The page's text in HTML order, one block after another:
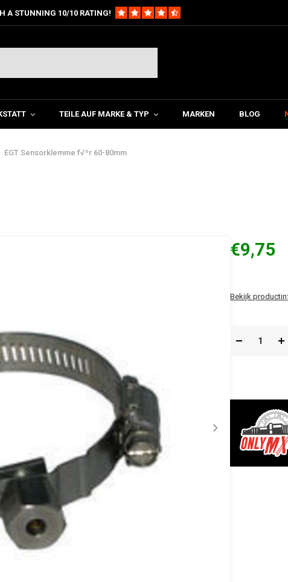
A STUNNING 10/10 RATING!
TEILE AUF MARKE & TYP MARKEN BLOG
EGT Sensorklemme f√ºr 60-80mm
€9,75
Bekijk